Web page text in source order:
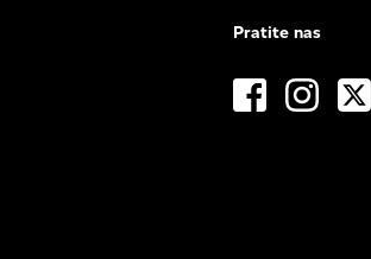
Pratite nas